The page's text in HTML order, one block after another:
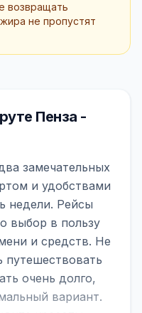
возвращать
не пропустят
Пенза -
замечательных
и удобствами
недели. Рейсы
выбор в пользу
и средств. Не
путешествовать
очень долго,
вариант.